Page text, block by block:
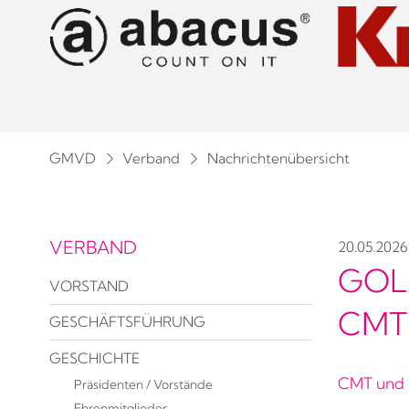
GMVD Verband Nachrichtenübersicht
20.05.2026
CMT
VERBAND
VORSTAND
GESCHÄFTSFÜHRUNG
GESCHICHTE
Präsidenten / Vorstände